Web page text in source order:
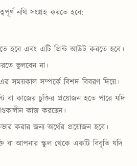
নথি সংগ্রহ করতে হবে:
হবে এবং এটি প্রিন্ট আউট করতে হবে।
ভুলবেন না।
সময়কাল সম্পর্কে বিশদ বিবরণ দিয়ে।
বা কাজের চুক্তির প্রয়োজন হতে পারে যদি
কাজ করছেন।
করার জন্য অর্থের প্রয়োজন হবে।
বা আপনার স্কুল থেকে একটি বিবৃতি যদি